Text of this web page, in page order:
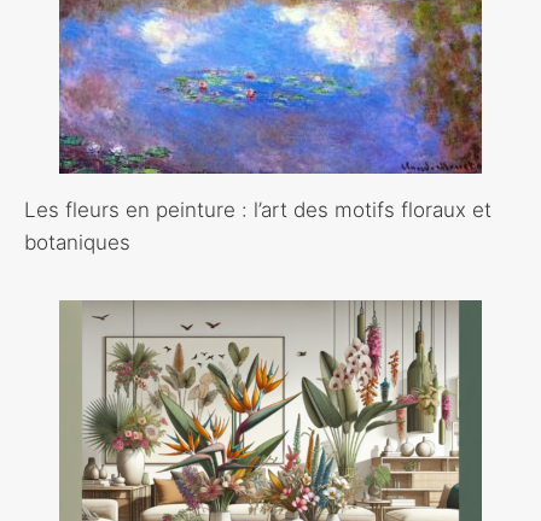
Les fleurs en peinture : l’art des motifs floraux et
botaniques